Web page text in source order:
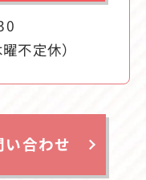
不定休）
合わせ